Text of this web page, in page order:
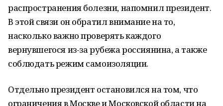
распространения болезни, напомнил президент.
В этой связи он обратил внимание на то,
насколько важно проверять каждого
вернувшегося из-за рубежа россиянина, а также
соблюдать режим самоизоляции.
Отдельно президент остановился на том, что
ограничения в Москве и Московской области на